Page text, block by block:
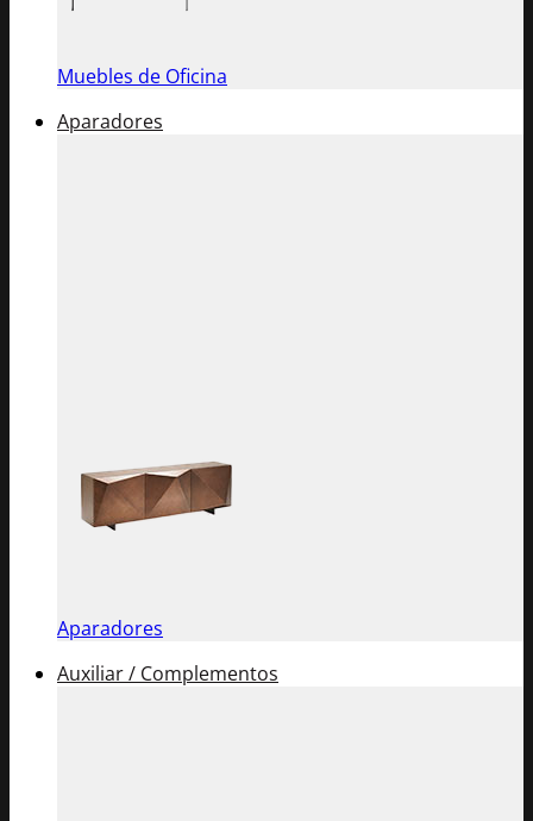
Muebles de Oficina
Aparadores
Aparadores
Auxiliar / Complementos